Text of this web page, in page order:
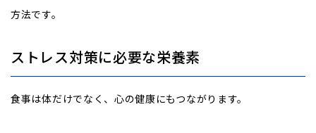
方法です。
ストレス対策に必要な栄養素
食事は体だけでなく、心の健康にもつながります。